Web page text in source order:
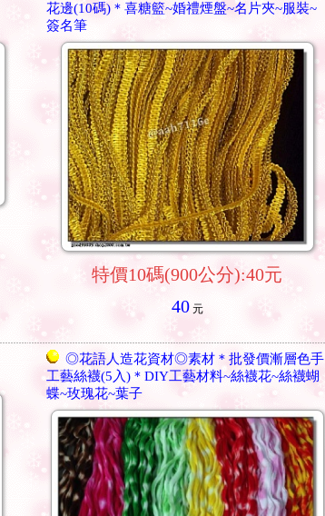
花邊(10碼)＊喜糖籃~婚禮煙盤~名片夾~服裝~
簽名筆
特價10碼(900公分):40元
40元
◎花語人造花資材◎素材＊批發價漸層色手
工藝絲襪(5入)＊DIY工藝材料~絲襪花~絲襪蝴
蝶~玫瑰花~葉子